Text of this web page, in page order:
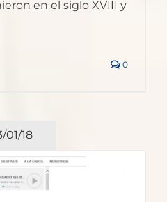
en el siglo XVIII y
0
01/18